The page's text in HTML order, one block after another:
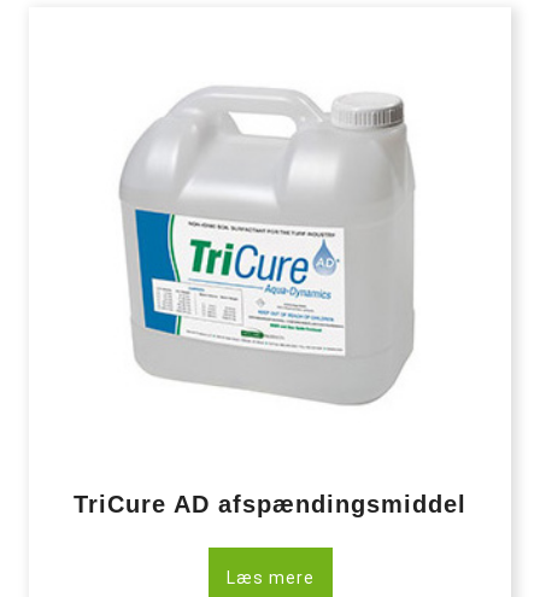
TriCure AD afspændingsmiddel
Læs mere